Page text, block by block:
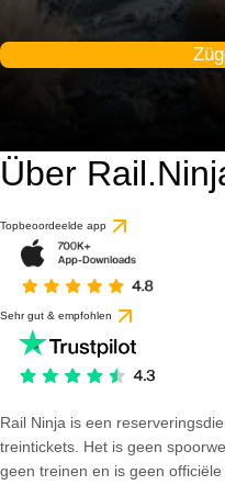
Über
Topbeoordeelde app
Sehr gut & empfohlen
Rail Ninja is een
treintickets. Het is geen
geen treinen en is geen